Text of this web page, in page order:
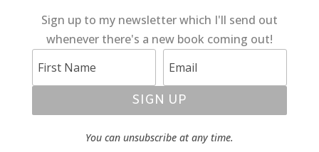
Sign up to my newsletter which I'll send out
whenever there's a new book coming out!
SIGN UP
You can unsubscribe at any time.